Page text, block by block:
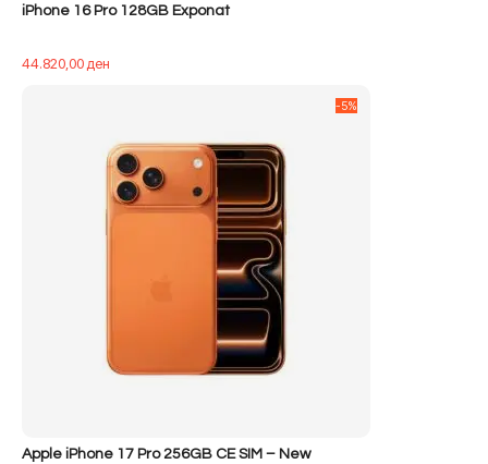
iPhone 16 Pro 128GB Exponat
44.820,00ден
Apple iPhone 17 Pro 256GB CE SIM – New
-5%